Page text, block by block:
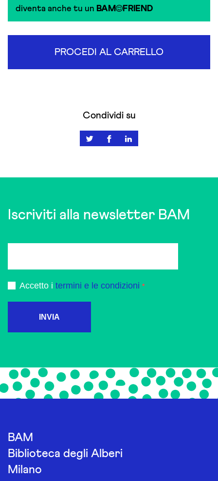
diventa anche tu un BAM FRIEND
PROCEDI AL CARRELLO
Condividi su
Iscriviti alla newsletter BAM
Accetto i termini e le condizioni
INVIA
BAM
Biblioteca degli Alberi
Milano